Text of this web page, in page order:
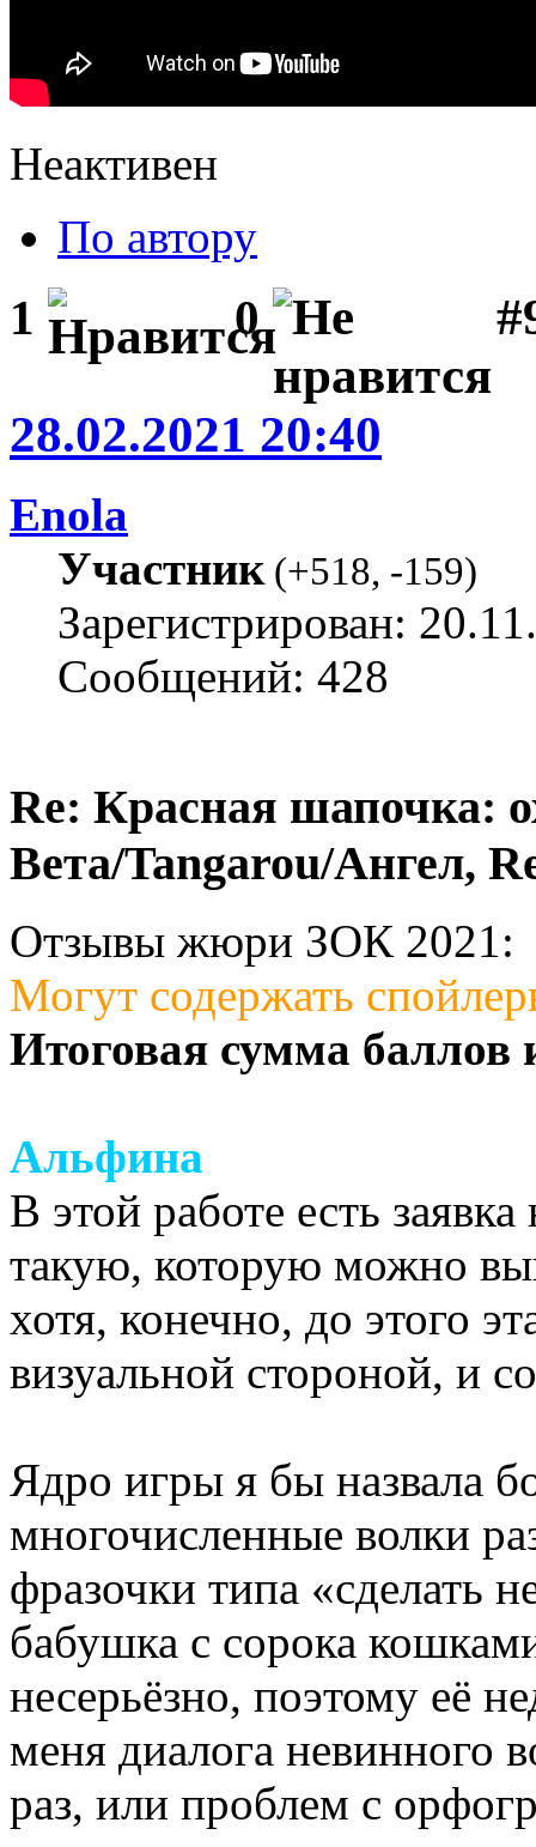
Неактивен
По автору
1 0
28.02.2021 20:40
Enola
Участник(+518, -159)
Зарегистрирован:
Сообщений: 428
Re: Красная шапочка:
Вета/Tangarou/Ангел,
Отзывы жюри ЗОК 2021:
Могут содержать
Итоговая сумма баллов
Альфина
В этой работе есть
такую, которую можно
хотя, конечно, до этого
визуальной стороной, и
Ядро игры я бы назвала
многочисленные волки
фразочки типа «сделать
бабушка с сорока
несерьёзно, поэтому её
меня диалога невинного
раз, или проблем с